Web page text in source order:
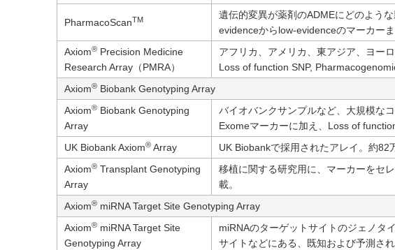
PharmacoScanTM
遺伝的変異が薬剤のADMEにどのよう
evidenceからlow-evidenceのマーカー
Axiom®Precision Medicine
Research Array（PMRA）
アフリカ、アメリカ、東アジア、ヨー
Loss of function SNP,
Axiom®Biobank Genotyping Array
Axiom®Biobank Genotyping
Array
バイオバンクサンプルなど、大規模な
Exomeマーカーに加え、Loss of
UK Biobank Axiom®Array
UK Biobankで採用されたアレイ。約82
Axiom®Transplant Genotyping
Array
移植に関する研究用に、マーカーをセ
載。
Axiom®miRNA Target Site Genotyping Array
Axiom®miRNA Target Site
Genotyping Array
miRNAのターゲットサイトのジェノタ
サイトなどにある、既知および予測さ